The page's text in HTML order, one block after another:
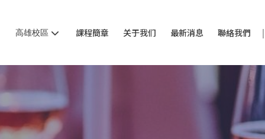
高雄校區 課程簡章 关于我们 最新消息 聯絡我們